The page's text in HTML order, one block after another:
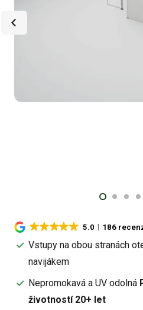
5.0 186
Vstupy na obou stranách
navijákem
Nepromokavá a UV odolná
životností 20+ let